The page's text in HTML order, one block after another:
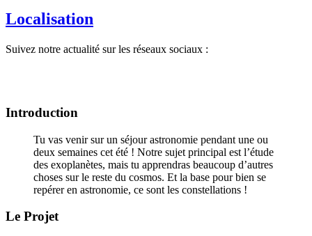
Localisation
Suivez notre actualité sur les réseaux sociaux :
Introduction
Tu vas venir sur un séjour astronomie pendant une ou
deux semaines cet été ! Notre sujet principal est l’étude
des exoplanètes, mais tu apprendras beaucoup d’autres
choses sur le reste du cosmos. Et la base pour bien se
repérer en astronomie, ce sont les constellations !
Le Projet